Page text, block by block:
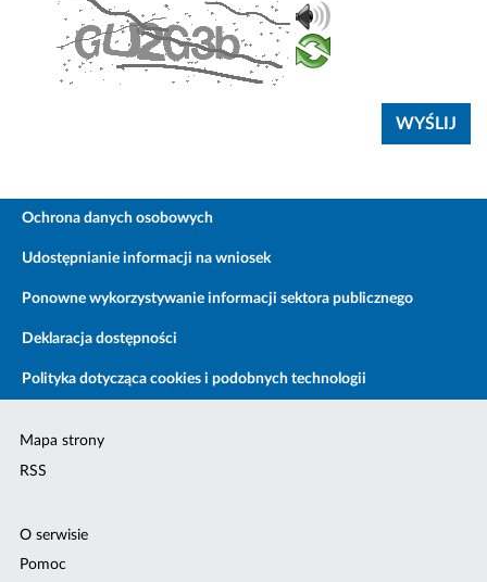
Ochrona danych osobowych
Udostępnianie informacji na wniosek
Ponowne wykorzystywanie informacji sektora publicznego
Deklaracja dostępności
Polityka dotycząca cookies i podobnych technologii
Mapa strony
RSS
O serwisie
Pomoc